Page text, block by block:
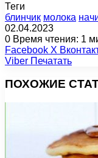
Теги
блинчик молока
02.04.2023
0 Время чтения: 1
Facebook X
Viber Печатать
ПОХОЖИЕ